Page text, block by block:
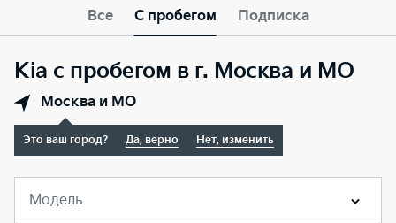
Все С пробегом Подписка
Kia с пробегом в г. Москва и МО
Москва и МО
Это ваш город? Да, верно Нет, изменить
Модель